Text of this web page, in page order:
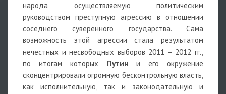
народа осуществляемую политическим
руководством преступную агрессию в отношении
соседнего суверенного государства. Сама
возможность этой агрессии стала результатом
нечестных и несвободных выборов 2011 – 2012 гг.,
по итогам которых Путин и его окружение
сконцентрировали огромную бесконтрольную власть,
как исполнительную, так и законодательную и